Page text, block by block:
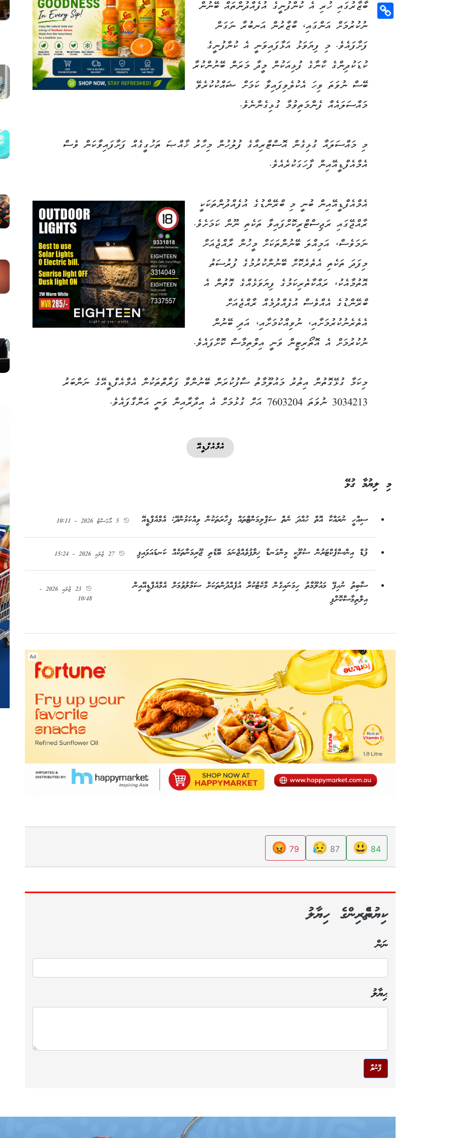
Email
Copy
Link
ބާޒާރުގައި ހުރި އެ ކުންފުނީގެ އުފެއްދުންތައް ބޭނުން
ނުކުރުމަށް އަންގައި، ބާޒާރުން އަނބުރާ ނަގަން
ފަށާފައެވެ. މި ފިޔަވަޅު އަޅާފައިވަނީ އެ ކުންފުނީގެ
ކުޑަކުދިންގެ ކާނާގެ ފުޅިއަކުން މީދާ މަރަން ބޭނުންކުރާ
ބޭސް ނުވަތަ ވިހަ އެކުލެވިފައިވާ ކަމަށް ޝައްކުކުރެވޭ
މައްސަލައެއް ފެންމަތިވުމާ ގުޅިގެންނެވެ.
މި މައްސަލައާ ގުޅިގެން އޮސްޓްރިއާގެ ފުލުހުން މިހާރު ޚާއްޞަ ތަހުގީގެއް ފަށާފައިވާކަން ވެސް
އެމްއެފްޑީއޭއިން ފާހަގަކުރެއެވެ.
އެމްއެފްޑީއޭއިން ބުނީ މި ބްރޭންޑުގެ އުފެއްދުންތަކަކީ
ރާއްޖޭގައި ރަޖިސްޓްރީކޮށްފައިވާ ތަކެތި ނޫން ކަމަށެވެ.
ނަމަވެސް، އަމިއްލަ ބޭނުންތަކަށް މީހުން ރާއްޖެއަށް
މިފަދަ ތަކެތި އެތެރެކޮށް ބޭނުންކުރުމުގެ ފުރުސަތު
އޮތުމާއެކު، ރައްކާތެރިކަމުގެ ފިޔަވަޅެއްގެ ގޮތުން އެ
ބްރޭންޑުގެ އެއްވެސް އުފެއްދުމެއް ރާއްޖެއަށް
އެތެރެނުކުރުމަށާއި، ނުވިއްކުމަށާއި، އަދި ބޭނުން
ނުކުރުމަށް އެ އޮތޯރިޓީން ވަނީ އިލްތިމާސް ކޮށްފައެވެ.
މިކަމާ ގުޅޭގޮތުން އިތުރު މައުލޫމާތު ސާފުކުރަން ބޭނުންވާ ފަރާތްތަކުން އެމްއެފްޑީއޭގެ ނަންބަރު
3034213 ނުވަތަ 7603204 އަށް ގުޅުމަށް އެ އިދާރާއިން ވަނީ އަންގާފައެވެ.
އެމްއެފްޑީއޭ
މި ލިޔުމާ ގުޅޭ
ސިއްހީ ނުރައްކާ އޮތް ހުއްދަ ނެތް ސަޕްލިމަންޓްތައް ފިހާރަތަކުން ވިއްކަމުންދޭ: އެމްއެފްޑީއޭ 5 އޯގަސްޓު 2026 - 10:11
ފުޑް އިންސްޕެކްޓަރުން ސުލޫކީ މިންގަނޑާ ޚިލާފުވެއްޖެނަމަ ބޮޑެތި ޖޫރިމަނާތަކެއް ކަނޑައަޅައިފި 27 ޖުލައި 2026 - 15:24
ސާބިތު ނުހިފޭ މައުލޫމާތު ހިމަނައިގެން މާކެޓުކުރާ އުފެއްދުންތަކަށް ސަމާލުވުމަށް އެމްއެފްޑީއޭއިން
އިލްތިމާސްކޮށްފި
23 ޖުލައި 2026 -
10:48
Ad
84
😃
87
😥
79
😡
ކިޔުންތެރިންގެ ހިޔާލު
ނަން
ޙިޔާލު
ފޮނުވާ